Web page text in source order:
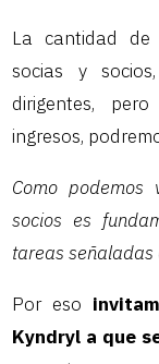
La cantidad de
socias y
dirigentes,
ingresos,
Como
socios es
tareas señaladas
Por eso
Kyndryl a que